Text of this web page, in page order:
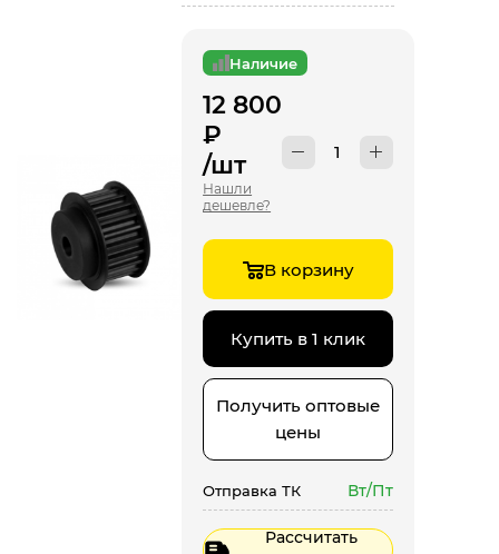
Наличие
12 800
₽
/шт
Нашли
дешевле?
В корзину
Купить в 1 клик
Получить оптовые
цены
Отправка ТК Вт/Пт
Рассчитать